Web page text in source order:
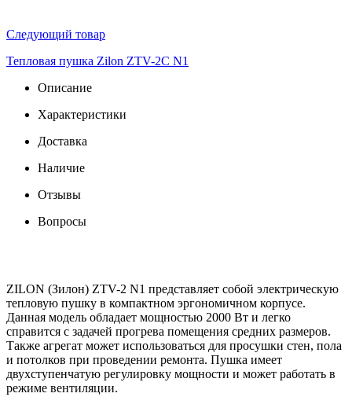
Следующий товар
Тепловая пушка Zilon ZTV-2С N1
Описание
Характеристики
Доставка
Наличие
Отзывы
Вопросы
ZILON (Зилон) ZTV-2 N1 представляет собой электрическую
тепловую пушку в компактном эргономичном корпусе.
Данная модель обладает мощностью 2000 Вт и легко
справится с задачей прогрева помещения средних размеров.
Также агрегат может использоваться для просушки стен, пола
и потолков при проведении ремонта. Пушка имеет
двухступенчатую регулировку мощности и может работать в
режиме вентиляции.